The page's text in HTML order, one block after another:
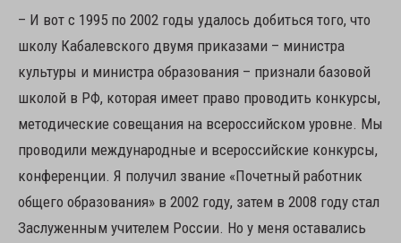
– И вот с 1995 по 2002 годы удалось добиться того, что
школу Кабалевского двумя приказами – министра
культуры и министра образования – признали базовой
школой в РФ, которая имеет право проводить конкурсы,
методические совещания на всероссийском уровне. Мы
проводили международные и всероссийские конкурсы,
конференции. Я получил звание «Почетный работник
общего образования» в 2002 году, затем в 2008 году стал
Заслуженным учителем России. Но у меня оставались